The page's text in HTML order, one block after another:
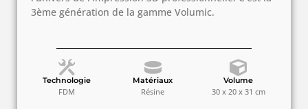
3ème génération de la gamme Volumic.
Technologie
FDM
Matériaux
Résine
Volume
30 x 20 x 31 cm